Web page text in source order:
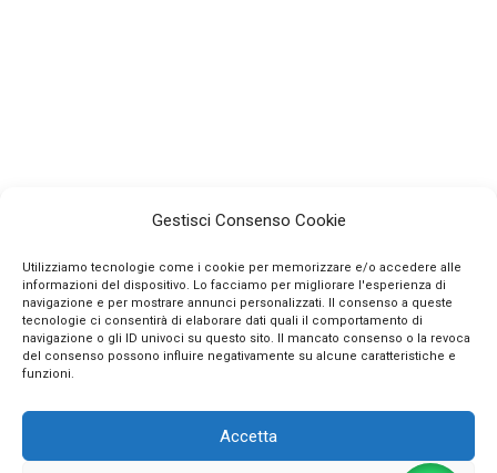
Gestisci Consenso Cookie
Utilizziamo tecnologie come i cookie per memorizzare e/o accedere alle
informazioni del dispositivo. Lo facciamo per migliorare l'esperienza di
navigazione e per mostrare annunci personalizzati. Il consenso a queste
tecnologie ci consentirà di elaborare dati quali il comportamento di
navigazione o gli ID univoci su questo sito. Il mancato consenso o la revoca
del consenso possono influire negativamente su alcune caratteristiche e
funzioni.
Accetta
INFO
SEGUICI SUI SOCIAL